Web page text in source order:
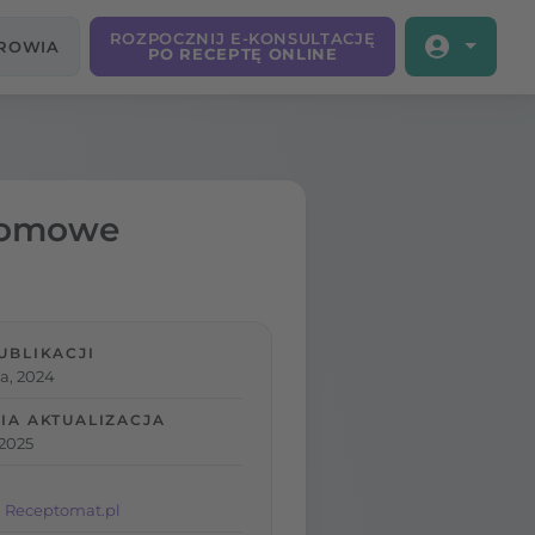
ROZPOCZNIJ E-KONSULTACJĘ
PO RECEPTĘ ONLINE
2024
AKTUALIZACJA
Receptomat.pl